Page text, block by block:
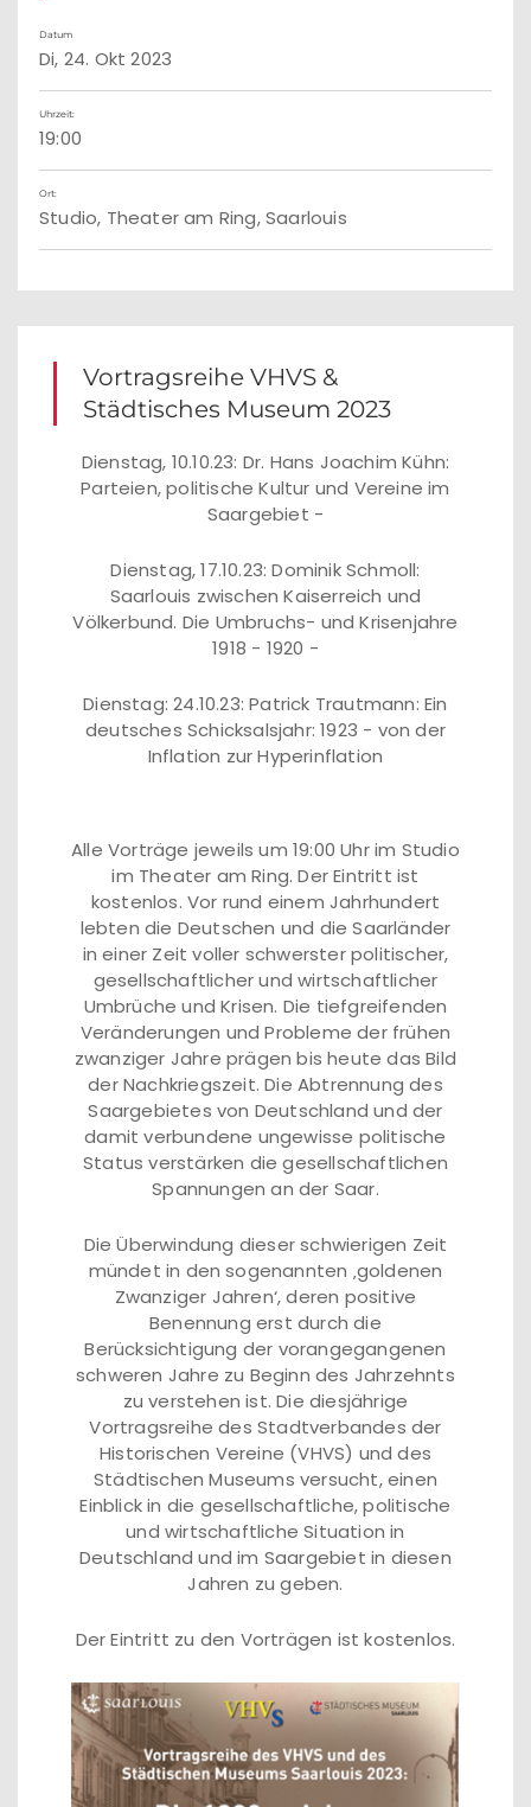
Datum
Di, 24. Okt 2023
Uhrzeit:
19:00
Ort:
Studio, Theater am Ring, Saarlouis
Vortragsreihe VHVS &
Städtisches Museum 2023
Dienstag, 10.10.23: Dr. Hans Joachim Kühn:
Parteien, politische Kultur und Vereine im
Saargebiet -
Dienstag, 17.10.23: Dominik Schmoll:
Saarlouis zwischen Kaiserreich und
Völkerbund. Die Umbruchs- und Krisenjahre
1918 - 1920 -
Dienstag: 24.10.23: Patrick Trautmann: Ein
deutsches Schicksalsjahr: 1923 - von der
Inflation zur Hyperinflation
Alle Vorträge jeweils um 19:00 Uhr im Studio
im Theater am Ring. Der Eintritt ist
kostenlos. Vor rund einem Jahrhundert
lebten die Deutschen und die Saarländer
in einer Zeit voller schwerster politischer,
gesellschaftlicher und wirtschaftlicher
Umbrüche und Krisen. Die tiefgreifenden
Veränderungen und Probleme der frühen
zwanziger Jahre prägen bis heute das Bild
der Nachkriegszeit. Die Abtrennung des
Saargebietes von Deutschland und der
damit verbundene ungewisse politische
Status verstärken die gesellschaftlichen
Spannungen an der Saar.
Die Überwindung dieser schwierigen Zeit
mündet in den sogenannten ‚goldenen
Zwanziger Jahren‘, deren positive
Benennung erst durch die
Berücksichtigung der vorangegangenen
schweren Jahre zu Beginn des Jahrzehnts
zu verstehen ist. Die diesjährige
Vortragsreihe des Stadtverbandes der
Historischen Vereine (VHVS) und des
Städtischen Museums versucht, einen
Einblick in die gesellschaftliche, politische
und wirtschaftliche Situation in
Deutschland und im Saargebiet in diesen
Jahren zu geben.
Der Eintritt zu den Vorträgen ist kostenlos.